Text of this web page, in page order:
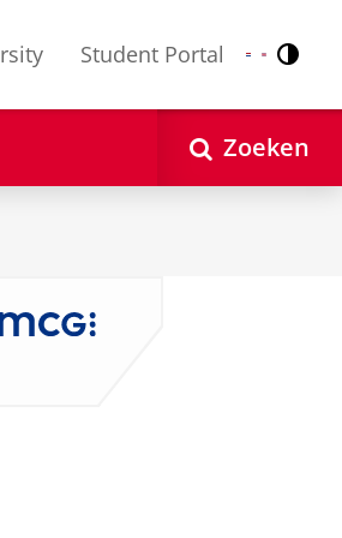
Student Portal Nederlands
English
Zoeken